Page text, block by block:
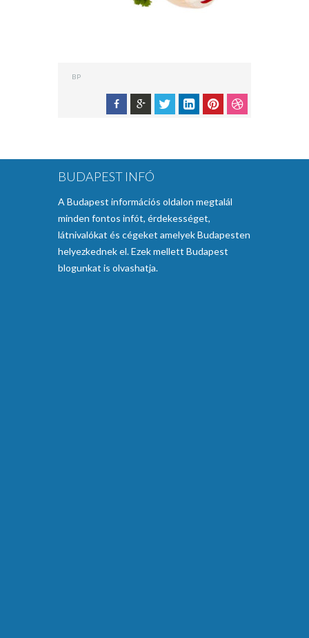
BP
BUDAPEST INFÓ
A Budapest információs oldalon megtalál
minden fontos infót, érdekességet,
látnivalókat és cégeket amelyek Budapesten
helyezkednek el. Ezek mellett Budapest
blogunkat is olvashatja.